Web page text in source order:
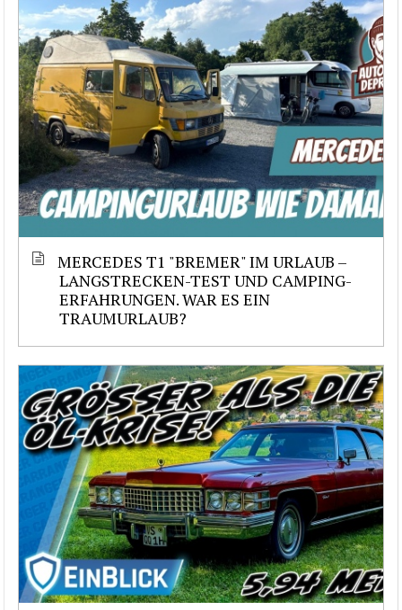
MERCEDES T1 "BREMER" IM URLAUB –
LANGSTRECKEN-TEST UND CAMPING-
ERFAHRUNGEN. WAR ES EIN
TRAUMURLAUB?